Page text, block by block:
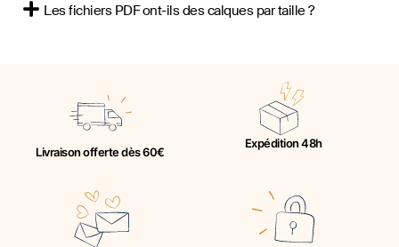
Les fichiers PDF ont-ils des calques par taille ?
Livraison offerte dès 60€
Expédition 48h